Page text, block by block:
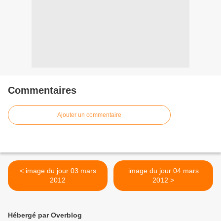
Commentaires
Ajouter un commentaire
< image du jour 03 mars
2012
image du jour 04 mars
2012 >
Hébergé par Overblog